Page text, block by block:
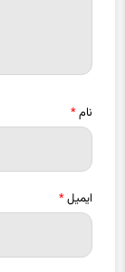
ایمیل*
ذخیره نام،